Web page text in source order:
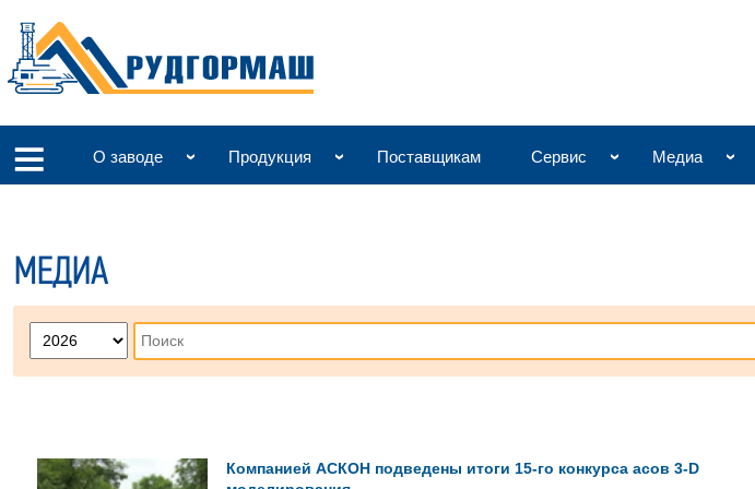
О заводе Продукция Поставщикам Сервис Медиа
МЕДИА
Компанией АСКОН подведены итоги 15-го конкурса асов 3-D